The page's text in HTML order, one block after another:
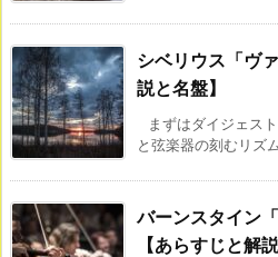
シベリウス「ヴ
説と名盤】
まずはダイジェス
と弦楽器の刻むリズ
バーンスタイン
【あらすじと解説